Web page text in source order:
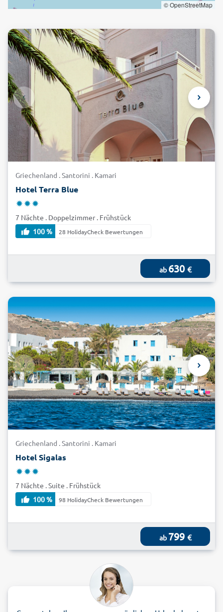
© OpenStreetMap
Griechenland . Santorini . Kamari
Hotel Terra Blue
7 Nächte . Doppelzimmer . Frühstück
100 %
28 HolidayCheck Bewertungen
ab 630 €
Griechenland . Santorini . Kamari
Hotel Sigalas
7 Nächte . Suite . Frühstück
100 %
98 HolidayCheck Bewertungen
ab 799 €